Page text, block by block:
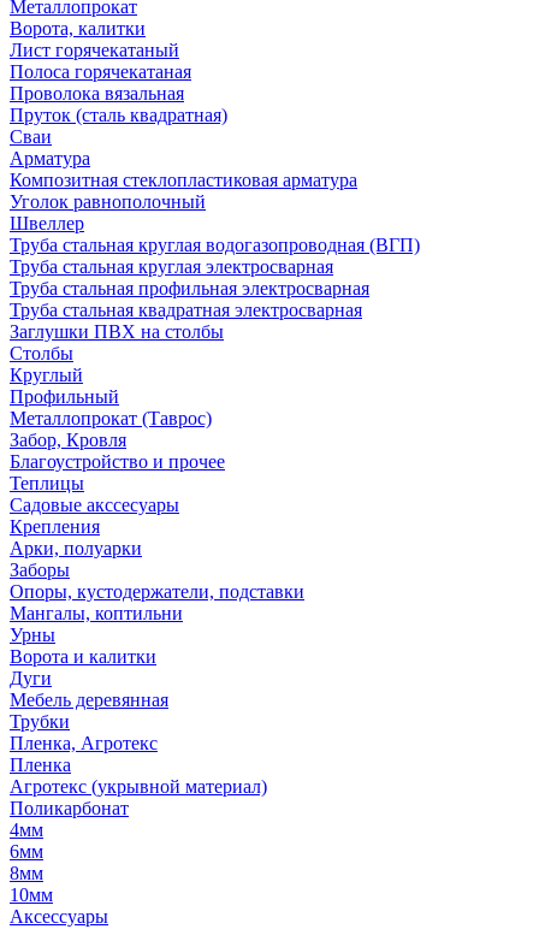
Металлопрокат
Ворота, калитки
Лист горячекатаный
Полоса горячекатаная
Проволока вязальная
Пруток (сталь квадратная)
Сваи
Арматура
Композитная стеклопластиковая арматура
Уголок равнополочный
Швеллер
Труба стальная круглая водогазопроводная (ВГП)
Труба стальная круглая электросварная
Труба стальная профильная электросварная
Труба стальная квадратная электросварная
Заглушки ПВХ на столбы
Столбы
Круглый
Профильный
Металлопрокат (Таврос)
Забор, Кровля
Благоустройство и прочее
Теплицы
Садовые акссесуары
Крепления
Арки, полуарки
Заборы
Опоры, кустодержатели, подставки
Мангалы, коптильни
Урны
Ворота и калитки
Дуги
Мебель деревянная
Трубки
Пленка, Агротекс
Пленка
Агротекс (укрывной материал)
Поликарбонат
4мм
6мм
8мм
10мм
Аксессуары